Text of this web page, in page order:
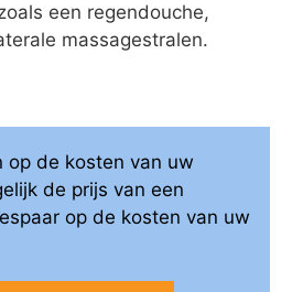
een regendouche,
massagestralen.
op de kosten van uw
de prijs van een
op de kosten van uw